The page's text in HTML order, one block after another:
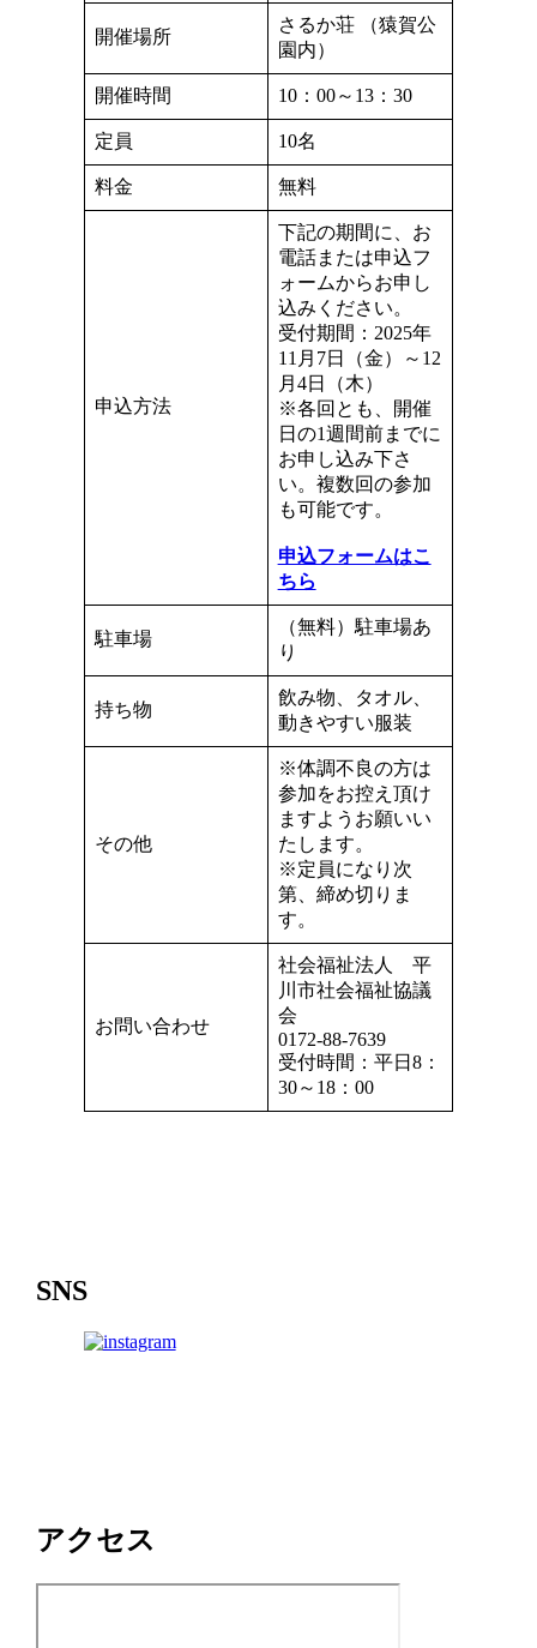
開催場所
さるか荘 （猿賀公
園内）
開催時間 10：00～13：30
定員 10名
料金 無料
申込方法
下記の期間に、お
電話または申込フ
ォームからお申し
込みください。
受付期間：2025年
11月7日（金）～12
月4日（木）
※各回とも、開催
日の1週間前までに
お申し込み下さ
い。複数回の参加
も可能です。
申込フォームはこ
ちら
駐車場
（無料）駐車場あ
り
持ち物
飲み物、タオル、
動きやすい服装
その他
※体調不良の方は
参加をお控え頂け
ますようお願いい
たします。
※定員になり次
第、締め切りま
す。
お問い合わせ
社会福祉法人 平
川市社会福祉協議
会
0172-88-7639
受付時間：平日8：
30～18：00
SNS
アクセス